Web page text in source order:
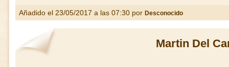
Añadido el 23/05/2017 a las 07:30 por Desconocido
Martin Del